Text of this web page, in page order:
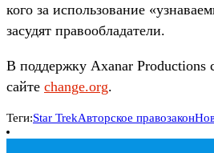
кого за использование
засудят правообладатели.
В поддержку Axanar Productions
сайте change.org.
Теги:Star TrekАвторское правозакон